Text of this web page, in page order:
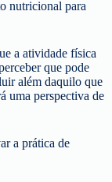
nutricional para
a atividade física
que pode
além daquilo que
uma perspectiva de
a prática de